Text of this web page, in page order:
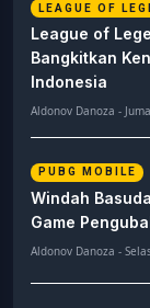
LEAGUE OF
League of
Bangkitkan
Indonesia
Aldonov Danoza -
PUBG MOBILE
Windah
Game
Aldonov Danoza -